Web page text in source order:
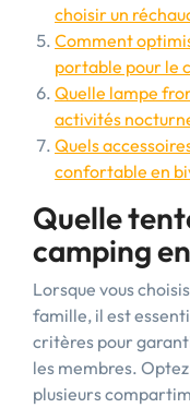
choisir un
Comment
portable pour le
Quelle lampe
activités
Quels
confortable en
Quelle
camping
Lorsque vous
famille, il est
critères pour
les membres.
plusieurs